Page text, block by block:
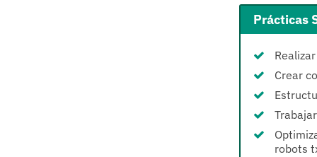
Prácticas
Crear
robots